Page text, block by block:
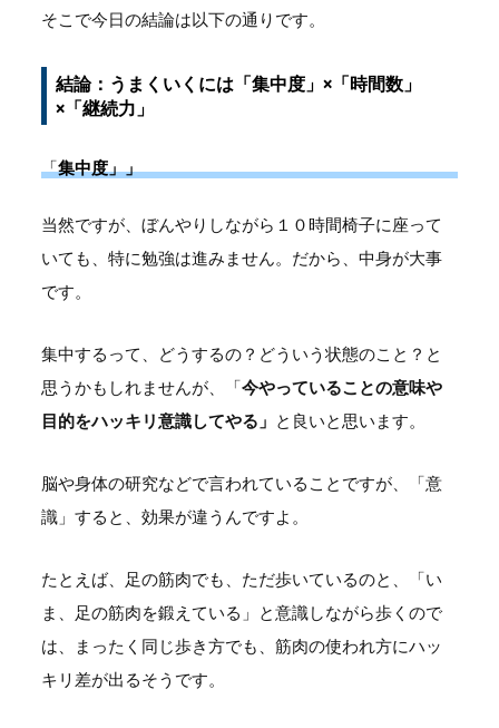
そこで今日の結論は以下の通りです。
結論：うまくいくには「集中度」×「時間数」
×「継続力」
「集中度」」
当然ですが、ぼんやりしながら１０時間椅子に座って
いても、特に勉強は進みません。だから、中身が大事
です。
集中するって、どうするの？どういう状態のこと？と
思うかもしれませんが、「今やっていることの意味や
目的をハッキリ意識してやる」 と良いと思います。
脳や身体の研究などで言われていることですが、「意
識」すると、効果が違うんですよ。
たとえば、足の筋肉でも、ただ歩いているのと、「い
ま、足の筋肉を鍛えている」と意識しながら歩くので
は、まったく同じ歩き方でも、筋肉の使われ方にハッ
キリ差が出るそうです。